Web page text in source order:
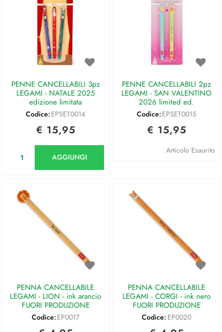
PENNE CANCELLABILI 3pz
LEGAMI - NATALE 2025
edizione limitata
Codice: EPSET0014
€ 15,95
AGGIUNGI
PENNE CANCELLABILI 2pz
LEGAMI - SAN VALENTINO
2026 limited ed.
Codice: EPSET0015
€ 15,95
Articolo Esaurito
PENNA CANCELLABILE
LEGAMI - LION - ink arancio
FUORI PRODUZIONE
Codice: EP0017
PENNA CANCELLABILE
LEGAMI - CORGI - ink nero
FUORI PRODUZIONE
Codice: EP0020